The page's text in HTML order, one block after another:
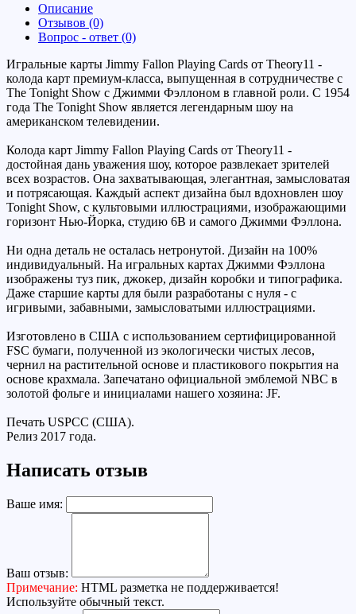
Описание
Отзывов (0)
Вопрос - ответ (0)
Игральные карты Jimmy Fallon Playing Cards от Theory11 -
колода карт премиум-класса, выпущенная в сотрудничестве с
The Tonight Show с Джимми Фэллоном в главной роли. С 1954
года The Tonight Show является легендарным шоу на
американском телевидении.
Колода карт Jimmy Fallon Playing Cards от Theory11 -
достойная дань уважения шоу, которое развлекает зрителей
всех возрастов. Она захватывающая, элегантная, замысловатая
и потрясающая. Каждый аспект дизайна был вдохновлен шоу
Tonight Show, с культовыми иллюстрациями, изображающими
горизонт Нью-Йорка, студию 6B и самого Джимми Фэллона.
Ни одна деталь не осталась нетронутой. Дизайн на 100%
индивидуальный. На игральных картах Джимми Фэллона
изображены туз пик, джокер, дизайн коробки и типографика.
Даже старшие карты для были разработаны с нуля - с
игривыми, забавными, замысловатыми иллюстрациями.
Изготовлено в США с использованием сертифицированной
FSC бумаги, полученной из экологически чистых лесов,
чернил на растительной основе и пластикового покрытия на
основе крахмала. Запечатано официальной эмблемой NBC в
золотой фольге и инициалами нашего хозяина: JF.
Печать USPCC (США).
Релиз 2017 года.
Написать отзыв
Ваше имя:
Ваш отзыв:
Примечание: HTML разметка не поддерживается!
Используйте обычный текст.